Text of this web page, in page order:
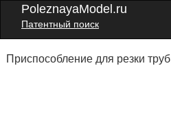
PoleznayaModel.ru
Патентный поиск
Приспособление для резки труб